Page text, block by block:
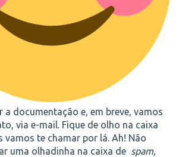
a documentação e, em breve, vamos
via e-mail. Fique de olho na caixa
vamos te chamar por lá. Ah! Não
uma olhadinha na caixa de spam,